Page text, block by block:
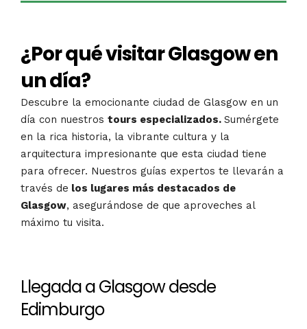
¿Por qué visitar Glasgow en
un día?
Descubre la emocionante ciudad de Glasgow en un
día con nuestros tours especializados. Sumérgete
en la rica historia, la vibrante cultura y la
arquitectura impresionante que esta ciudad tiene
para ofrecer. Nuestros guías expertos te llevarán a
través de los lugares más destacados de
Glasgow, asegurándose de que aproveches al
máximo tu visita.
Llegada a Glasgow desde
Edimburgo